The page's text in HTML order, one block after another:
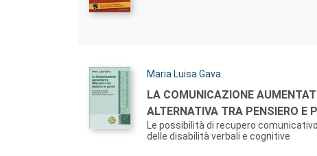
Autori:
Maria Luisa Gava
Titolo:
LA COMUNICAZIONE
ALTERNATIVA TRA PENSIERO E
Le possibilità di recupero
delle disabilità verbali e cognitive